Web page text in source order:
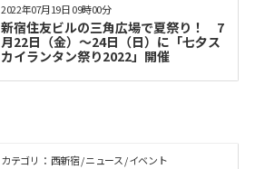
新宿住友ビルの三角広場で夏祭り！ 7
月22日（金）～24日（日）に「七夕ス
カイランタン祭り2022」開催
2022年07月19日 09時00分
カテゴリ： 西新宿 / ニュース / イベント